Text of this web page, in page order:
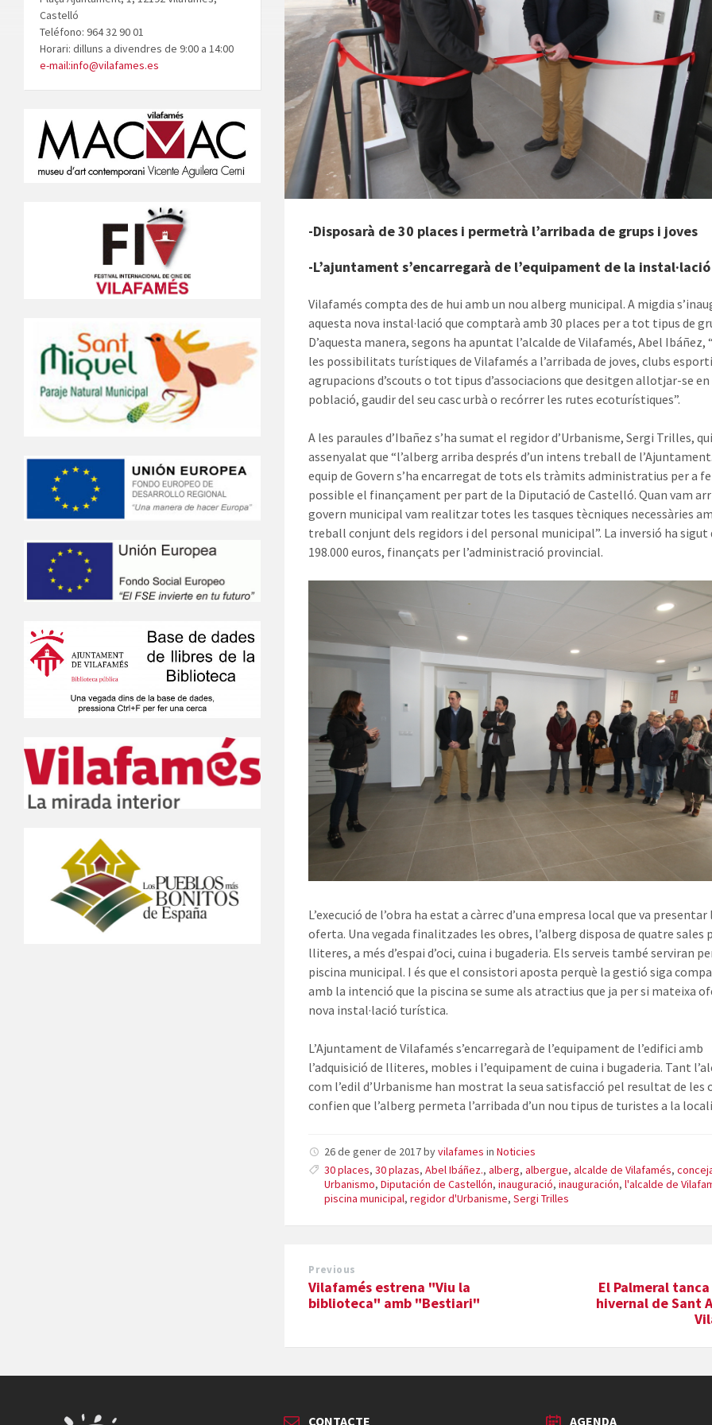
-Disposarà de 30 places i permetrà l’arribada de grups i joves
-L’ajuntament s’encarregarà de l’equipament de la instal·lació
Vilafamés compta des de hui amb un nou alberg municipal. A migdia
aquesta nova instal·lació que comptarà amb 30 places per a tot tipus de
D’aquesta manera, segons ha apuntat l’alcalde de Vilafamés, Abel Ibáñez,
les possibilitats turístiques de Vilafamés a l’arribada de joves, clubs
agrupacions d’scouts o tot tipus d’associacions que desitgen allotjar-se en
població, gaudir del seu casc urbà o recórrer les rutes ecoturístiques”.
A les paraules d’Ibañez s’ha sumat el regidor d’Urbanisme, Sergi Trilles,
assenyalat que “l’alberg arriba després d’un intens treball de
equip de Govern s’ha encarregat de tots els tràmits administratius per a
possible el finançament per part de la Diputació de Castelló. Quan vam
govern municipal vam realitzar totes les tasques tècniques necessàries
treball conjunt dels regidors i del personal municipal”. La inversió ha sigut
198.000 euros, finançats per l’administració provincial.
L’execució de l’obra ha estat a càrrec d’una empresa local que va
oferta. Una vegada finalitzades les obres, l’alberg disposa de quatre sales
lliteres, a més d’espai d’oci, cuina i bugaderia. Els serveis també serviran
piscina municipal. I és que el consistori aposta perquè la gestió siga
amb la intenció que la piscina se sume als atractius que ja per si mateixa
nova instal·lació turística.
L’Ajuntament de Vilafamés s’encarregarà de l’equipament de l’edifici amb
l’adquisició de lliteres, mobles i l’equipament de cuina i bugaderia. Tant
com l’edil d’Urbanisme han mostrat la seua satisfacció pel resultat de les
confien que l’alberg permeta l’arribada d’un nou tipus de turistes a la
26 de gener de 2017byvilafames inNoticies
30 places,30 plazas,Abel Ibáñez.,alberg,albergue,alcalde de Vilafamés,
Urbanismo,Diputación de Castellón,inauguració,inauguración,l'alcalde de
piscina municipal,regidor d'Urbanisme,Sergi Trilles
Previous
Vilafamés estrena "Viu la
biblioteca" amb "Bestiari"
El Palmeral
hivernal de Sant
Castelló
Teléfono: 964 32 90 01
Horari: dilluns a divendres de 9:00 a 14:00
e-mail:info@vilafames.es
CONTACTE AGENDA